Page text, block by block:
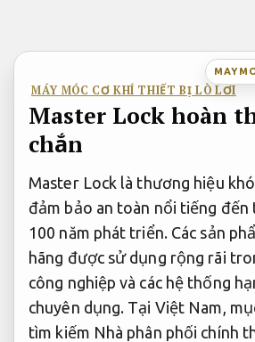
nội
dungMÁY MÓC CƠ KHÍ THIẾT BỊ LÒ LƠI
Master Lock hoàn
chắn
Master Lock là thương hiệu
đảm bảo an toàn nổi tiếng đến
100 năm phát triển. Các sản
hãng được sử dụng rộng rãi
công nghiệp và các hệ thống
chuyên dụng. Tại Việt Nam,
tìm kiếm Nhà phân phối chính